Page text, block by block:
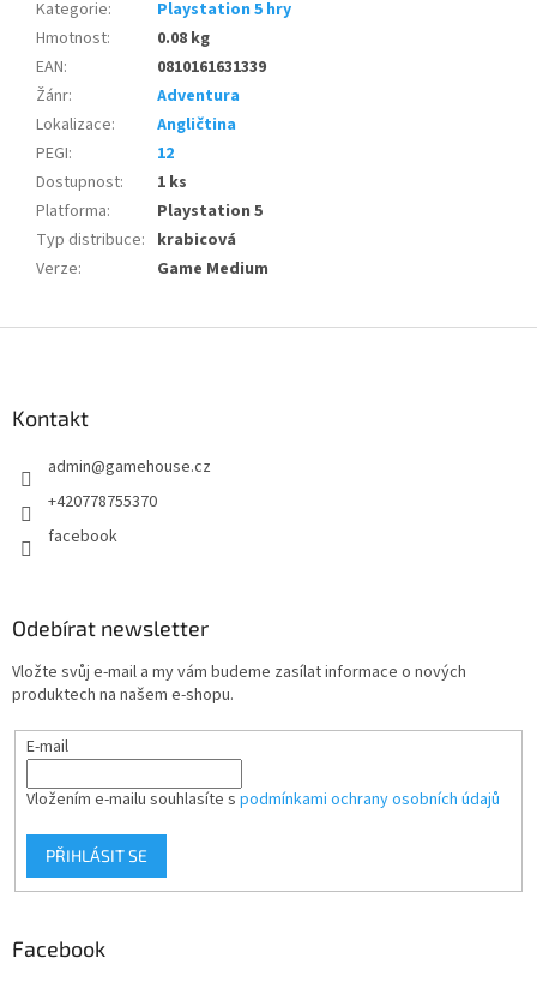
Kategorie:
Playstation 5 hry
Hmotnost:
0.08 kg
EAN:
0810161631339
Žánr:
Adventura
Lokalizace:
Angličtina
PEGI:
12
Dostupnost:
1 ks
Platforma:
Playstation 5
Typ distribuce: krabicová
Verze: Game Medium
Kontakt
admin@gamehouse.cz
+420778755370
facebook
Odebírat newsletter
Vložte svůj e-mail a my vám budeme zasílat informace o nových
produktech na našem e-shopu.
E-mail
Vložením e-mailu souhlasíte s podmínkami ochrany osobních údajů
PŘIHLÁSIT SE
Facebook